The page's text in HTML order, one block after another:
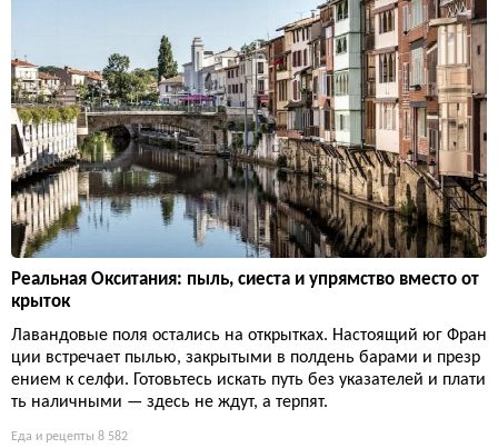
Реальная Окситания: пыль, сиеста и упрямство вместо от
крыток
Лавандовые поля остались на открытках. Настоящий юг Фран
ции встречает пылью, закрытыми в полдень барами и презр
ением к селфи. Готовьтесь искать путь без указателей и плати
ть наличными — здесь не ждут, а терпят.
Еда и рецепты 8 582